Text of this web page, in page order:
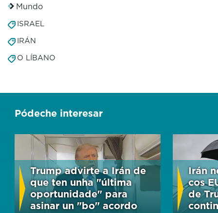
Mundo
ISRAEL
IRÁN
O LÍBANO
Pódeche interesar
Trump advirte a Irán de
que ten unha "última
oportunidade" para
asinar un "bo" acordo
Irán
cos
de